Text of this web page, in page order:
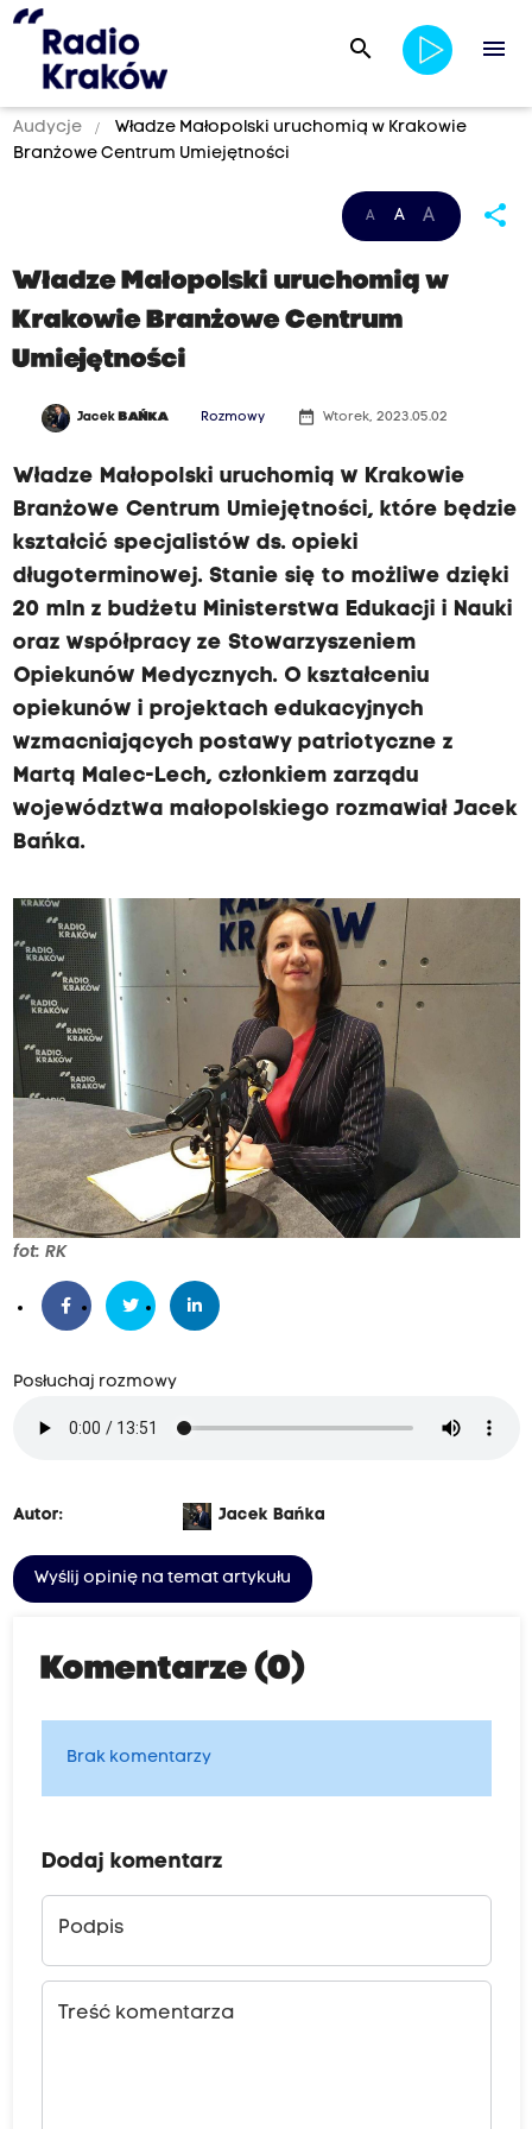
search menu
Audycje
Władze Małopolski uruchomią w Krakowie
Branżowe Centrum Umiejętności
A A A share
Władze Małopolski uruchomią w
Krakowie Branżowe Centrum
Umiejętności
Jacek BAŃKA Rozmowy date_range Wtorek, 2023.05.02
Władze Małopolski uruchomią w Krakowie
Branżowe Centrum Umiejętności, które będzie
kształcić specjalistów ds. opieki
długoterminowej. Stanie się to możliwe dzięki
20 mln z budżetu Ministerstwa Edukacji i Nauki
oraz współpracy ze Stowarzyszeniem
Opiekunów Medycznych. O kształceniu
opiekunów i projektach edukacyjnych
wzmacniających postawy patriotyczne z
Martą Malec-Lech, członkiem zarządu
województwa małopolskiego rozmawiał Jacek
Bańka.
fot: RK
Posłuchaj rozmowy
Autor: Jacek Bańka
Wyślij opinię na temat artykułu
Komentarze (0)
Brak komentarzy
Dodaj komentarz
Podpis
Treść komentarza